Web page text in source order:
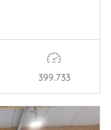
399.733